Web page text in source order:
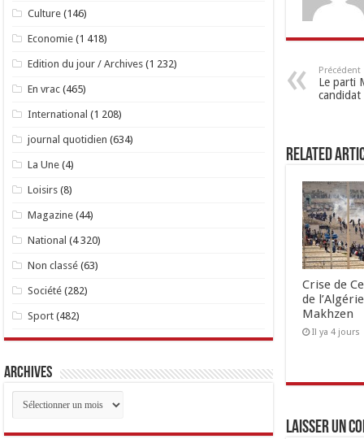
Précédent
Le parti
candidat
Related
Crise de
de
Makhzen
Il ya 4 jours
Laisser un
Culture (146)
Economie (1 418)
Edition du jour / Archives (1 232)
En vrac (465)
International (1 208)
journal quotidien (634)
La Une (4)
Loisirs (8)
Magazine (44)
National (4 320)
Non classé (63)
Société (282)
Sport (482)
Archives
Archives